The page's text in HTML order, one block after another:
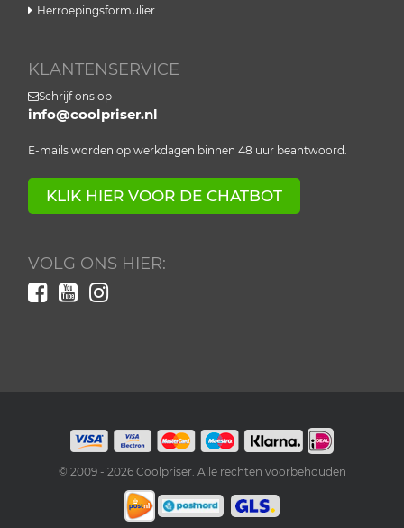
Herroepingsformulier
KLANTENSERVICE
Schrijf ons op
info@coolpriser.nl
E-mails worden op werkdagen binnen 48 uur beantwoord.
KLIK HIER VOOR DE CHATBOT
VOLG ONS HIER:
© 2009 - 2026Coolpriser. Alle rechten voorbehouden